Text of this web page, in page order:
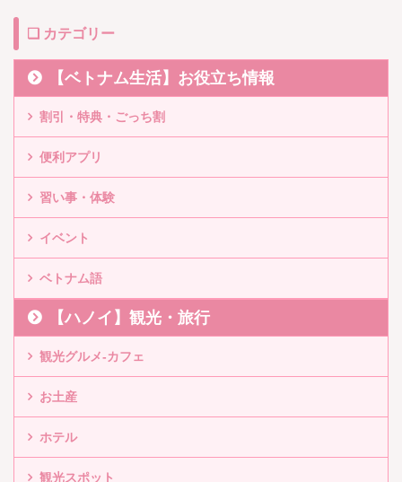
❏ カテゴリー
【ベトナム生活】お役立ち情報
割引・特典・ごっち割
便利アプリ
習い事・体験
イベント
ベトナム語
【ハノイ】観光・旅行
観光グルメ-カフェ
お土産
ホテル
観光スポット